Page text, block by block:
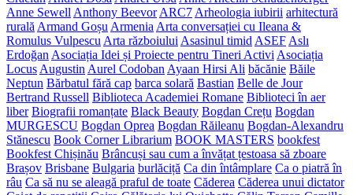
Anne Sewell Anthony Beevor ARC7 Arheologia iubirii arhitectură
rurală Armand Goșu Armenia Arta conversației cu Ileana &
Romulus Vulpescu Arta războiului Asasinul timid ASEF Aslı
Erdoğan Asociația Idei și Proiecte pentru Tineri Activi Asociația
Locus Augustin Aurel Codoban Ayaan Hirsi Ali băcănie Băile
Neptun Bărbatul fără cap barca solară Bastian Belle de Jour
Bertrand Russell Biblioteca Academiei Romane Biblioteci în aer
liber Biografii romanțate Black Beauty Bogdan Crețu Bogdan
MURGESCU Bogdan Oprea Bogdan Răileanu Bogdan-Alexandru
Stănescu Book Corner Librarium BOOK MASTERS bookfest
Bookfest Chișinău Brâncuși sau cum a învățat țestoasa să zboare
Brașov Brisbane Bulgaria burlăciță Ca din întâmplare Ca o piatră în
râu Ca să nu se aleagă praful de toate Căderea Căderea unui dictator